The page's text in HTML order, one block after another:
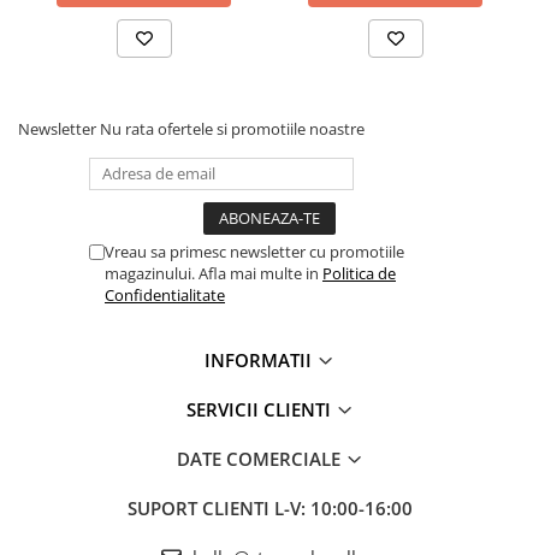
Newsletter Nu rata ofertele si promotiile noastre
Vreau sa primesc newsletter cu promotiile
magazinului. Afla mai multe in Politica de
Confidentialitate
INFORMATII
SERVICII CLIENTI
DATE COMERCIALE
SUPORT CLIENTI L-V: 10:00-16:00